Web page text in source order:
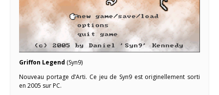
Griffon Legend (Syn9)
Nouveau portage d’Arti. Ce jeu de Syn9 est originellement sorti
en 2005 sur PC.